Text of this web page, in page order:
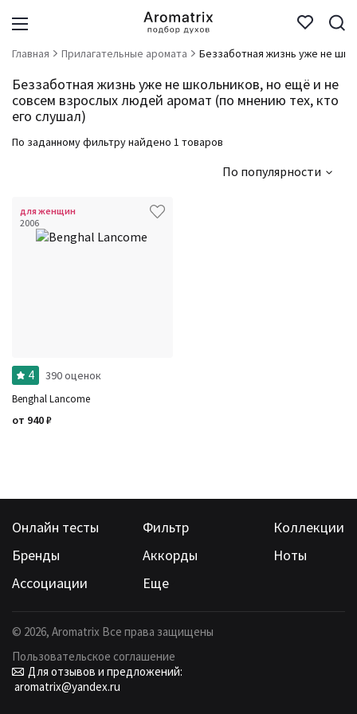
Главная Прилагательные аромата Беззаботная жизнь уже не
Беззаботная жизнь уже не школьников, но ещё и не
совсем взрослых людей аромат (по мнению тех, кто
его слушал)
По заданному фильтру найдено 1 товаров
По популярности
для женщин
2006
4 390 оценок
Benghal Lancome
от 940₽
Онлайн тесты Фильтр
Коллекции
Бренды
Аккорды
Ноты
Ассоциации
Еще
© 2026, Aromatrix Все права защищены
Пользовательское соглашение
Для отзывов и предложений:
aromatrix@yandex.ru